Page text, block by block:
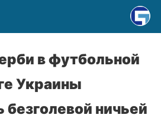
в футбольной
Украины
ничьей